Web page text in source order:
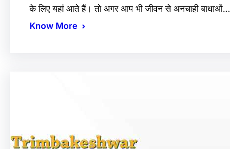
के लिए यहां आते हैं। तो अगर आप भी जीवन से अनचाही बाधाओं…
Know More